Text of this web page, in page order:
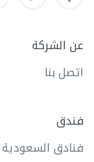
عن الشركة
اتصل بنا
فندق
فنادق السعودية